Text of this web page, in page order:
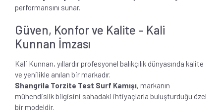
performansını sunar.
Güven, Konfor ve Kalite – Kali
Kunnan İmzası
Kali Kunnan, yıllardır profesyonel balıkçılık dünyasında kalite
ve yenilikle anılan bir markadır.
Shangrila Torzite Test Surf Kamışı, markanın
mühendislik bilgisini sahadaki ihtiyaçlarla buluşturduğu özel
bir modeldir.